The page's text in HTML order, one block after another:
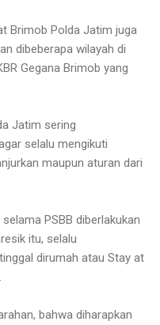
Brimob Polda Jatim juga
dibeberapa wilayah di
Gegana Brimob yang
Jatim sering
selalu mengikuti
maupun aturan dari
PSBB diberlakukan
itu, selalu
dirumah atau Stay at
bahwa diharapkan